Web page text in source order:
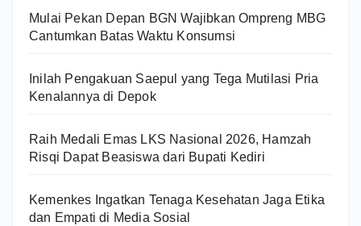
Mulai Pekan Depan BGN Wajibkan Ompreng MBG
Cantumkan Batas Waktu Konsumsi
Inilah Pengakuan Saepul yang Tega Mutilasi Pria
Kenalannya di Depok
Raih Medali Emas LKS Nasional 2026, Hamzah
Risqi Dapat Beasiswa dari Bupati Kediri
Kemenkes Ingatkan Tenaga Kesehatan Jaga Etika
dan Empati di Media Sosial